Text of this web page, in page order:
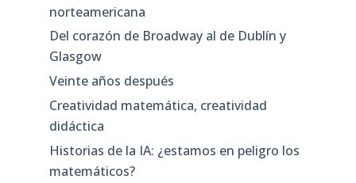
norteamericana
Del corazón de Broadway al de Dublín y
Glasgow
Veinte años después
Creatividad matemática, creatividad
didáctica
Historias de la IA: ¿estamos en peligro los
matemáticos?